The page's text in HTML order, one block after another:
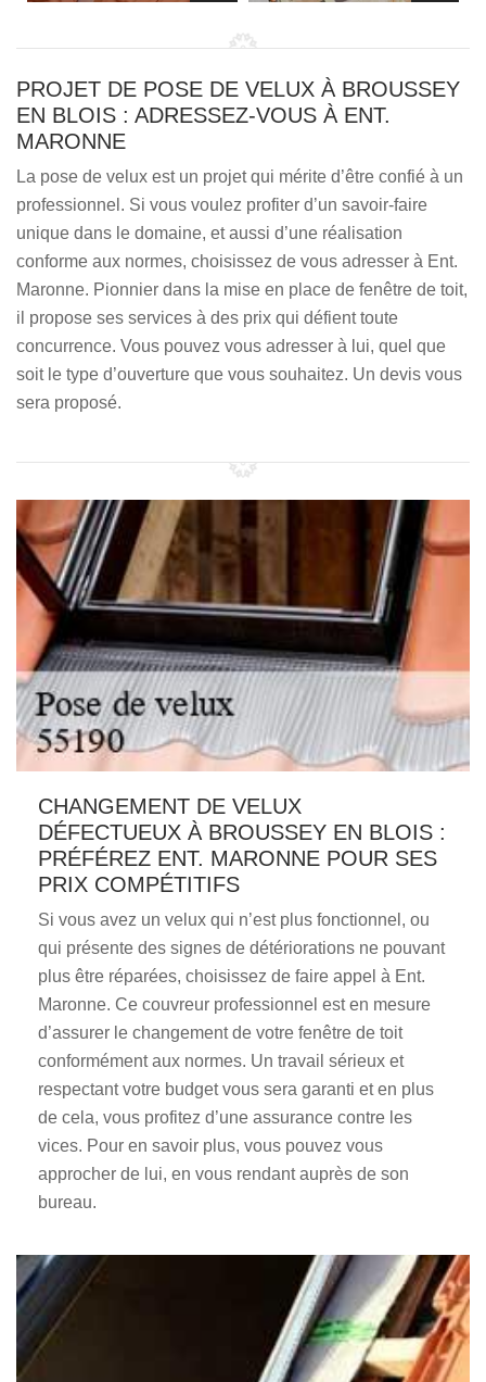
PROJET DE POSE DE VELUX À BROUSSEY
EN BLOIS : ADRESSEZ-VOUS À ENT.
MARONNE
La pose de velux est un projet qui mérite d’être confié à un
professionnel. Si vous voulez profiter d’un savoir-faire
unique dans le domaine, et aussi d’une réalisation
conforme aux normes, choisissez de vous adresser à Ent.
Maronne. Pionnier dans la mise en place de fenêtre de toit,
il propose ses services à des prix qui défient toute
concurrence. Vous pouvez vous adresser à lui, quel que
soit le type d’ouverture que vous souhaitez. Un devis vous
sera proposé.
CHANGEMENT DE VELUX
DÉFECTUEUX À BROUSSEY EN BLOIS :
PRÉFÉREZ ENT. MARONNE POUR SES
PRIX COMPÉTITIFS
Si vous avez un velux qui n’est plus fonctionnel, ou
qui présente des signes de détériorations ne pouvant
plus être réparées, choisissez de faire appel à Ent.
Maronne. Ce couvreur professionnel est en mesure
d’assurer le changement de votre fenêtre de toit
conformément aux normes. Un travail sérieux et
respectant votre budget vous sera garanti et en plus
de cela, vous profitez d’une assurance contre les
vices. Pour en savoir plus, vous pouvez vous
approcher de lui, en vous rendant auprès de son
bureau.